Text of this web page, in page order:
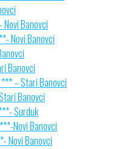
Banovci
Novi Banovci
Banovci
– Stari Banovci
Banovci
Surduk
Novi Banovci
Novi Banovci